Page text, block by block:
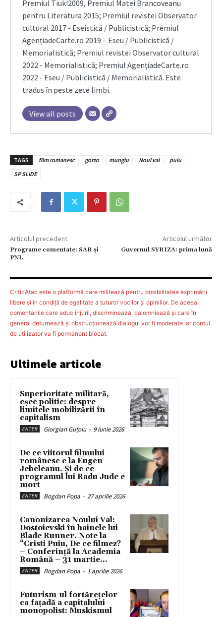
Premiul Tiuk!2009, Premiul Matei Brancoveanu
pentru Literatura 2015; Premiul revistei Observator
cultural 2017 - Eseistică / Publicistică; Premiul
AgențiadeCarte.ro 2019 – Eseu / Publicistică /
Memorialistică; Premiul revistei Observator cultural
2022 - Memorialistică; Premiul AgențiadeCarte.ro
2022 - Eseu / Publicistică / Memorialistică. Este
tradus în peste zece limbi.
View all posts
TAGS film romanesc gorzo mungiu Noul val
puiu
SP SLIDE
Articolul precedent
Programe comentate: SAR și
PNL
Articolul următor
Guvernul SYRIZA: prima lună
CriticAtac este o platformă care militează pentru posibilitatea exprimării
libere şi în condiţii de egalitate a tuturor vocilor şi opiniilor. De aceea,
comentariile care aduc injurii, discriminează, calomniează şi care în
general deturnează şi obstrucţionează dialogul vor fi moderate iar contul
de utilizator va fi permanent blocat.
Ultimele articole
Superioritate militară,
eșec politic: despre
limitele mobilizării în
capitalism
ENTER Giorgian Guțoiu - 9 iunie 2026
De ce viitorul filmului
românesc e la Eugen
Jebeleanu. Și de ce
programul lui Radu Jude e
mort
ENTER Bogdan Popa - 27 aprilie 2026
Canonizarea Noului Val:
Dostoievski în hainele lui
Blade Runner. Note la
“Cristi Puiu, De ce filmez?
– Conferință la Academia
Română – 31 martie...
ENTER Bogdan Popa - 1 aprilie 2026
Futurism-ul fortărețelor
ca fațadă a capitalului
monopolist: Muskismul